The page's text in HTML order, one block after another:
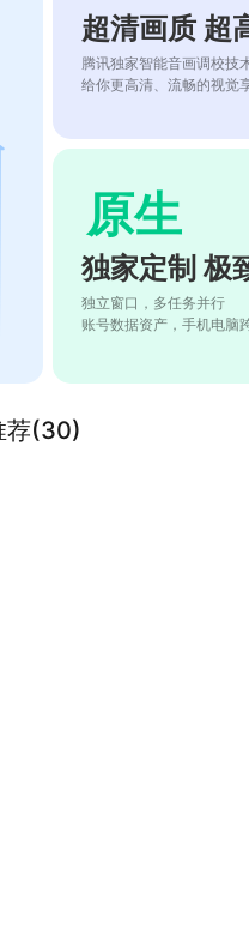
超清画质 超
腾讯独家智能音画调校技
给你更高清、流畅的视觉
原生
独家定制 极
独立窗口，多任务并行
账号数据资产，手机电脑
荐(30)